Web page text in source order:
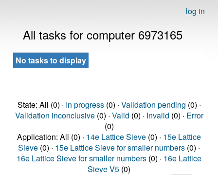
log in
All tasks for computer 6973165
No tasks to display
State: All (0) · In progress(0) · Validation pending (0) ·
Validation inconclusive(0) · Valid (0) · Invalid (0) · Error
(0)
Application: All (0) · 14e Lattice Sieve (0) · 15e Lattice
Sieve (0) · 15e Lattice Sieve for smaller numbers (0) ·
16e Lattice Sieve for smaller numbers (0) · 16e Lattice
Sieve V5 (0)